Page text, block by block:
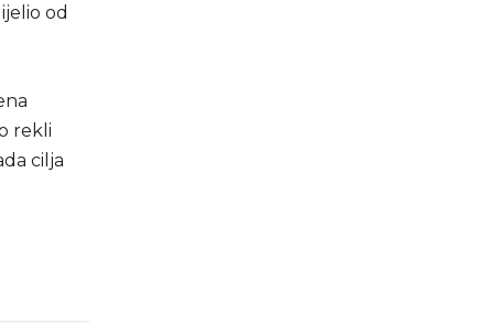
od
rekli
cilja